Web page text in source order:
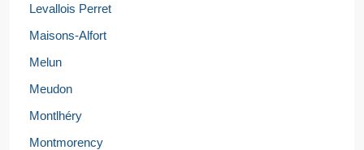
Levallois Perret
Maisons-Alfort
Melun
Meudon
Montlhéry
Montmorency